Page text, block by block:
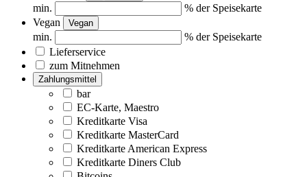
min.
% der Speisekarte
Vegan
Vegan
min.
% der Speisekarte
Lieferservice
zum Mitnehmen
Zahlungsmittel
bar
EC-Karte, Maestro
Kreditkarte Visa
Kreditkarte MasterCard
Kreditkarte American Express
Kreditkarte Diners Club